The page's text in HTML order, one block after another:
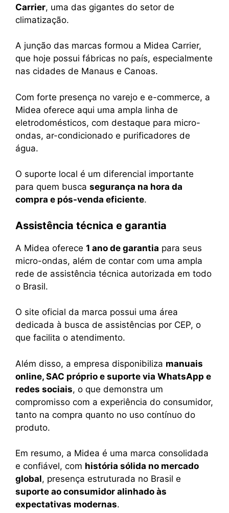
Carrier, uma das gigantes do setor de
climatização.
A junção das marcas formou a Midea Carrier,
que hoje possui fábricas no país, especialmente
nas cidades de Manaus e Canoas.
Com forte presença no varejo e e-commerce, a
Midea oferece aqui uma ampla linha de
eletrodomésticos, com destaque para micro-
ondas, ar-condicionado e purificadores de
água.
O suporte local é um diferencial importante
para quem busca segurança na hora da
compra e pós-venda eficiente.
Assistência técnica e garantia
A Midea oferece 1 ano de garantia para seus
micro-ondas, além de contar com uma ampla
rede de assistência técnica autorizada em todo
o Brasil.
O site oficial da marca possui uma área
dedicada à busca de assistências por CEP, o
que facilita o atendimento.
Além disso, a empresa disponibiliza manuais
online, SAC próprio e suporte via WhatsApp e
redes sociais, o que demonstra um
compromisso com a experiência do consumidor,
tanto na compra quanto no uso contínuo do
produto.
Em resumo, a Midea é uma marca consolidada
e confiável, com história sólida no mercado
global, presença estruturada no Brasil e
suporte ao consumidor alinhado às
expectativas modernas.